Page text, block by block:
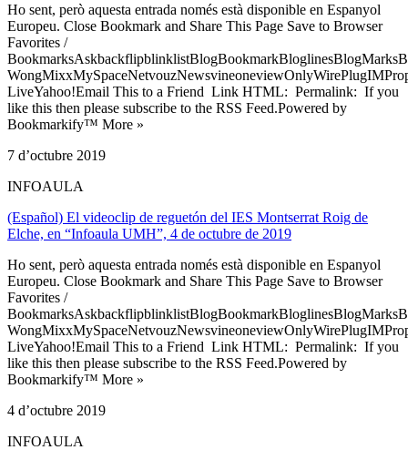
Ho sent, però aquesta entrada només està disponible en Espanyol
Europeu. Close Bookmark and Share This Page Save to Browser
Favorites /
LiveYahoo!Email This to a Friend Link HTML: Permalink: If you
like this then please subscribe to the RSS Feed.Powered by
Bookmarkify™ More »
7 d’octubre 2019
INFOAULA
(Español) El videoclip de reguetón del IES Montserrat Roig de
Elche, en “Infoaula UMH”, 4 de octubre de 2019
Ho sent, però aquesta entrada només està disponible en Espanyol
Europeu. Close Bookmark and Share This Page Save to Browser
Favorites /
LiveYahoo!Email This to a Friend Link HTML: Permalink: If you
like this then please subscribe to the RSS Feed.Powered by
Bookmarkify™ More »
4 d’octubre 2019
INFOAULA